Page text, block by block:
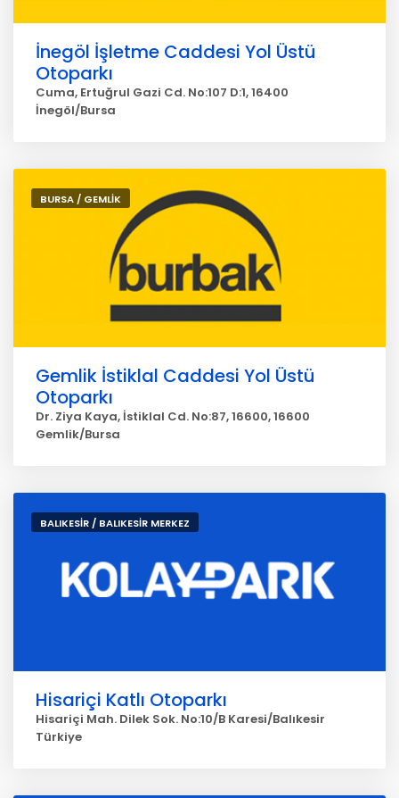
İnegöl İşletme Caddesi Yol Üstü
Otoparkı
Cuma, Ertuğrul Gazi Cd. No:107 D:1, 16400
İnegöl/Bursa
BURSA / GEMLİK
Gemlik İstiklal Caddesi Yol Üstü
Otoparkı
Dr. Ziya Kaya, İstiklal Cd. No:87, 16600, 16600
Gemlik/Bursa
BALIKESİR / BALIKESİR MERKEZ
Hisariçi Katlı Otoparkı
Hisariçi Mah. Dilek Sok. No:10/B Karesi/Balıkesir
Türkiye